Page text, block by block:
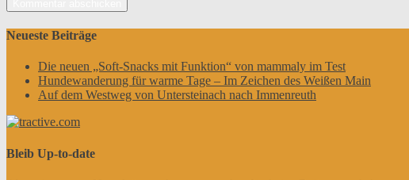
Neueste Beiträge
Die neuen „Soft-Snacks mit Funktion“ von mammaly im Test
Hundewanderung für warme Tage – Im Zeichen des Weißen Main
Auf dem Westweg von Untersteinach nach Immenreuth
Bleib Up-to-date